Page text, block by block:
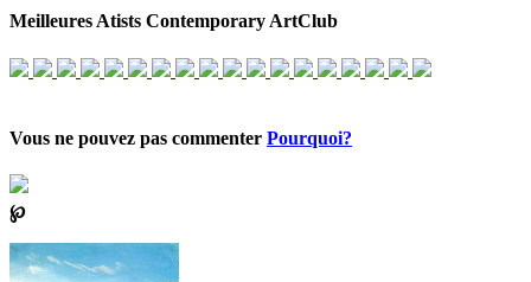
Meilleures Atists Contemporary ArtClub
Vous ne pouvez pas commenter Pourquoi?
℘